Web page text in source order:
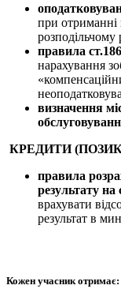
при отриманні
розподільчому
правила
нарахування
визначення
КРЕДИТИ
правила
результату на
врахувати
результат в
Кожен учасник отримає: